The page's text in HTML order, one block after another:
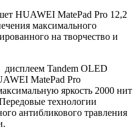
HUAWEI MatePad Pro 12,2
максимального
на творчество и
Tandem OLED
MatePad Pro
яркость 2000 нит
технологии
антибликового травления